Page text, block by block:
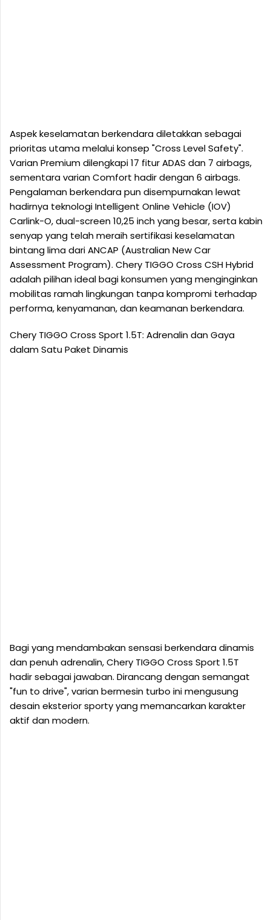
Aspek keselamatan berkendara diletakkan sebagai
prioritas utama melalui konsep "Cross Level Safety".
Varian Premium dilengkapi 17 fitur ADAS dan 7 airbags,
sementara varian Comfort hadir dengan 6 airbags.
Pengalaman berkendara pun disempurnakan lewat
hadirnya teknologi Intelligent Online Vehicle (IOV)
Carlink-O, dual-screen 10,25 inch yang besar, serta kabin
senyap yang telah meraih sertifikasi keselamatan
bintang lima dari ANCAP (Australian New Car
Assessment Program). Chery TIGGO Cross CSH Hybrid
adalah pilihan ideal bagi konsumen yang menginginkan
mobilitas ramah lingkungan tanpa kompromi terhadap
performa, kenyamanan, dan keamanan berkendara.
Chery TIGGO Cross Sport 1.5T: Adrenalin dan Gaya
dalam Satu Paket Dinamis
Bagi yang mendambakan sensasi berkendara dinamis
dan penuh adrenalin, Chery TIGGO Cross Sport 1.5T
hadir sebagai jawaban. Dirancang dengan semangat
"fun to drive", varian bermesin turbo ini mengusung
desain eksterior sporty yang memancarkan karakter
aktif dan modern.